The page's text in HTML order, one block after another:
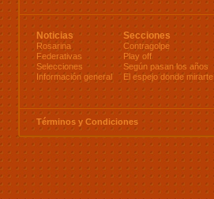
Noticias
Rosarina
Federativas
Selecciones
Información general
Secciones
Contragolpe
Play off
Según pasan los años
El espejo donde mirarte
Términos y Condiciones